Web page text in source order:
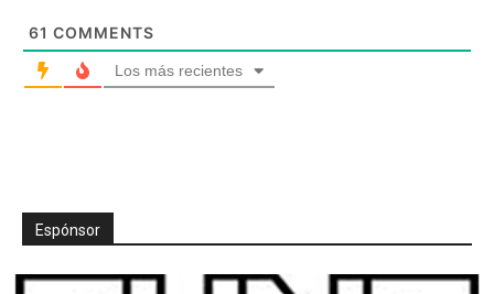
61 COMMENTS
Los más recientes
Espónsor